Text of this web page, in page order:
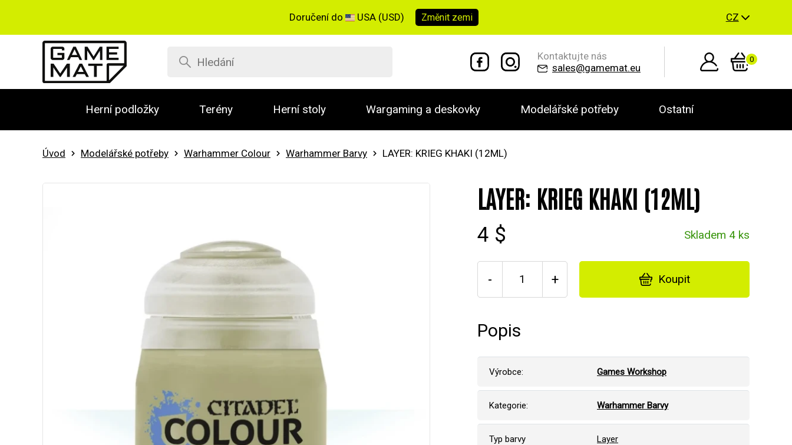
Doručení do USA (USD) Změnit zemi CZ
Kontaktujte nás
sales@gamemat.eu
0
Herní podložky Terény Herní stoly Wargaming a deskovky Modelářské potřeby Ostatní
Úvod Modelářské potřeby Warhammer Colour Warhammer Barvy LAYER: KRIEG KHAKI (12ML)
LAYER: KRIEG KHAKI (12ML)
4 $ Skladem 4 ks
- + Koupit
Popis
Výrobce: Games Workshop
Kategorie: Warhammer Barvy
Typ barvy Layer